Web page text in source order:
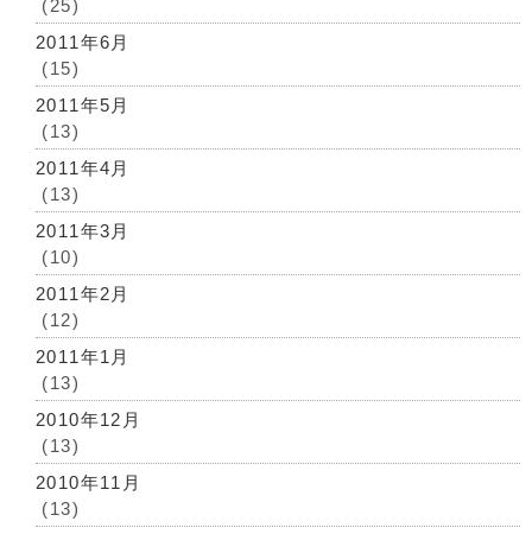
(25)
2011年6月
(15)
2011年5月
(13)
2011年4月
(13)
2011年3月
(10)
2011年2月
(12)
2011年1月
(13)
2010年12月
(13)
2010年11月
(13)